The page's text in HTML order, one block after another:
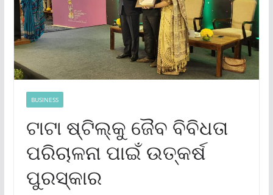
BUSINESS
ଟାଟା ଷ୍ଟିଲ୍‌କୁ ଜୈବ ବିବିଧତା
ପରିଚାଳନା ପାଇଁ ଉତ୍କର୍ଷ
ପୁରସ୍କାର